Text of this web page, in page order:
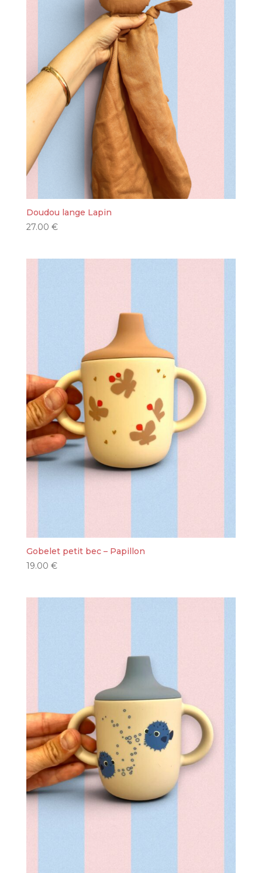
Doudou lange Lapin
27.00 €
Gobelet petit bec – Papillon
19.00 €